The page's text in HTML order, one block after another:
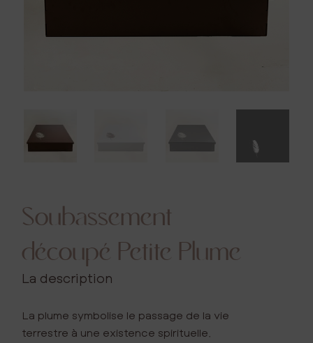
Soubassement
découpé Petite Plume
La description
La plume symbolise le passage de la vie
terrestre à une existence spirituelle.